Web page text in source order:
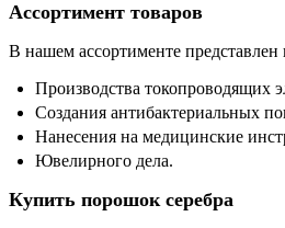
Ассортимент товаров
В нашем ассортименте
Производства токопроводящих
Создания антибактериальных
Нанесения на медицинские
Ювелирного дела.
Купить порошок серебра